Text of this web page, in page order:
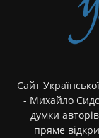
Сайт
- Михайло
думки
пряме